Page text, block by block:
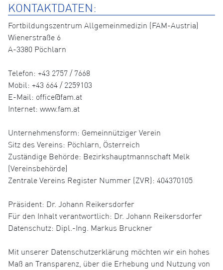
KONTAKTDATEN:
Fortbildungszentrum Allgemeinmedizin (FAM-Austria)
Wienerstraße 6
A-3380 Pöchlarn
Telefon: +43 2757 / 7668
Mobil: +43 664 / 2259103
E-Mail: office@fam.at
Internet: www.fam.at
Unternehmensform: Gemeinnütziger Verein
Sitz des Vereins: Pöchlarn, Österreich
Zuständige Behörde: Bezirkshauptmannschaft Melk
(Vereinsbehörde)
Zentrale Vereins Register Nummer (ZVR): 404370105
Präsident: Dr. Johann Reikersdorfer
Für den Inhalt verantwortlich: Dr. Johann Reikersdorfer
Datenschutz: Dipl.-Ing. Markus Bruckner
Mit unserer Datenschutzerklärung möchten wir ein hohes
Maß an Transparenz, über die Erhebung und Nutzung von